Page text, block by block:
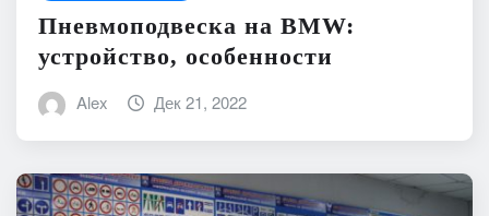
Пневмоподвеска на BMW:
устройство, особенности
Alex Дек 21, 2022